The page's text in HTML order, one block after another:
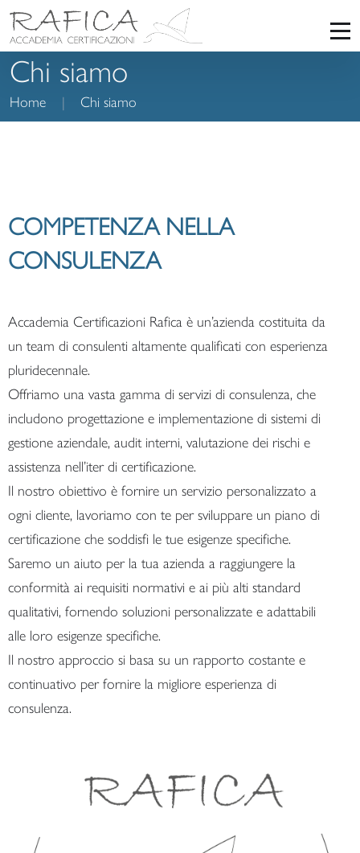
Chi siamo
Home | Chi siamo
COMPETENZA NELLA
CONSULENZA
Accademia Certificazioni Rafica è un’azienda costituita da
un team di consulenti altamente qualificati con esperienza
pluridecennale.
Offriamo una vasta gamma di servizi di consulenza, che
includono progettazione e implementazione di sistemi di
gestione aziendale, audit interni, valutazione dei rischi e
assistenza nell’iter di certificazione.
Il nostro obiettivo è fornire un servizio personalizzato a
ogni cliente, lavoriamo con te per sviluppare un piano di
certificazione che soddisfi le tue esigenze specifiche.
Saremo un aiuto per la tua azienda a raggiungere la
conformità ai requisiti normativi e ai più alti standard
qualitativi, fornendo soluzioni personalizzate e adattabili
alle loro esigenze specifiche.
Il nostro approccio si basa su un rapporto costante e
continuativo per fornire la migliore esperienza di
consulenza.